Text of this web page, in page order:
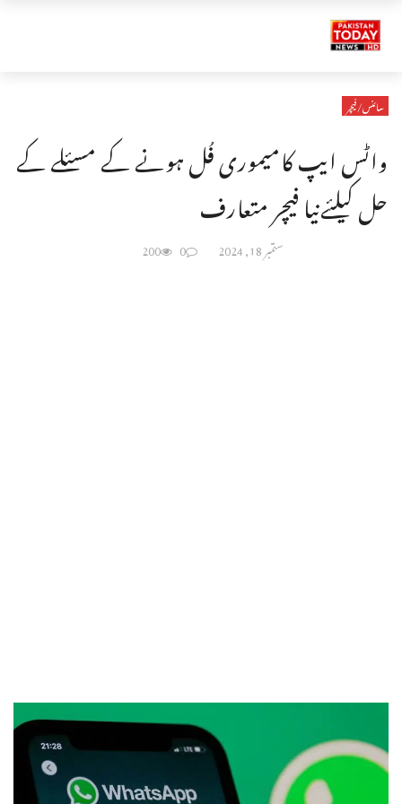
سائنس/فیچر
واٹس ایپ کامیموری فُل ہونے کے مسئلے کے
حل کیلئےنیا فیچر متعارف
ستمبر 18, 2024 0
200